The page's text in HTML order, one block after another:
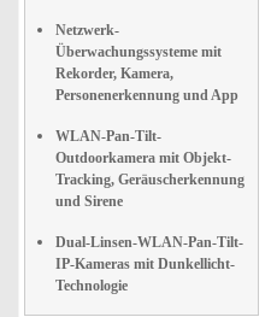
Netzwerk-
Überwachungssysteme mit
Rekorder, Kamera,
Personenerkennung und App
WLAN-Pan-Tilt-
Outdoorkamera mit Objekt-
Tracking, Geräuscherkennung
und Sirene
Dual-Linsen-WLAN-Pan-Tilt-
IP-Kameras mit Dunkellicht-
Technologie